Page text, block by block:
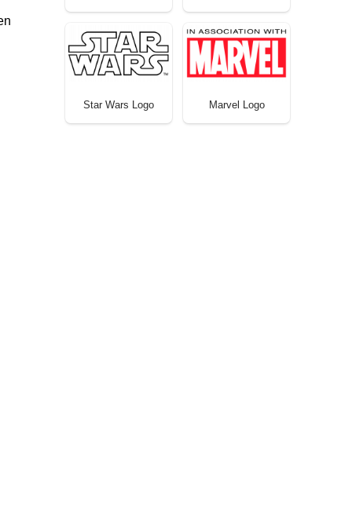
Star Wars Logo Marvel Logo